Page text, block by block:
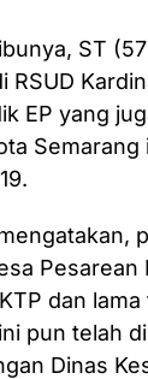
ST
EP yang
Pesarean
dan
pun telah
Dinas